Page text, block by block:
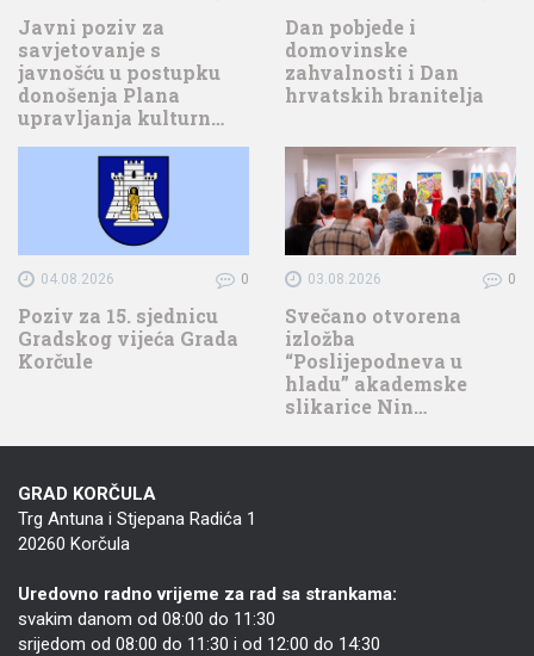
Javni poziv za
savjetovanje s
javnošću u postupku
donošenja Plana
upravljanja kulturn…
Dan pobjede i
domovinske
zahvalnosti i Dan
hrvatskih branitelja
04.08.2026 0
Poziv za 15. sjednicu
Gradskog vijeća Grada
Korčule
03.08.2026 0
Svečano otvorena
izložba
“Poslijepodneva u
hladu” akademske
slikarice Nin…
GRAD KORČULA
Trg Antuna i Stjepana Radića 1
20260 Korčula
Uredovno radno vrijeme za rad sa strankama:
svakim danom od 08:00 do 11:30
srijedom od 08:00 do 11:30 i od 12:00 do 14:30